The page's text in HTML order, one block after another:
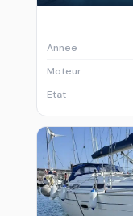
Annee
Moteur
Etat